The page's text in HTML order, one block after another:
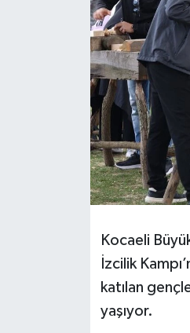
Kocaeli
İzcilik
katılan
yaşıyor.